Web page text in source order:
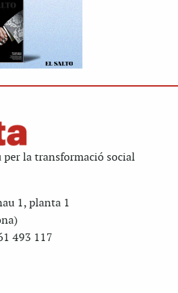
la transformació social
1, planta 1
493 117